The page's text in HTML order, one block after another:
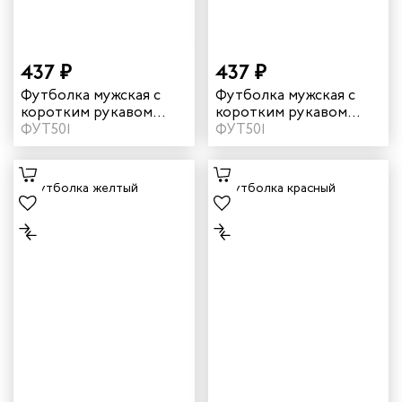
работников
437 ₽
Футболка мужская с
коротким рукавом
цвет бордовый
ФУТ501
437 ₽
Футболка мужская с
коротким рукавом
цвет василек
ФУТ501